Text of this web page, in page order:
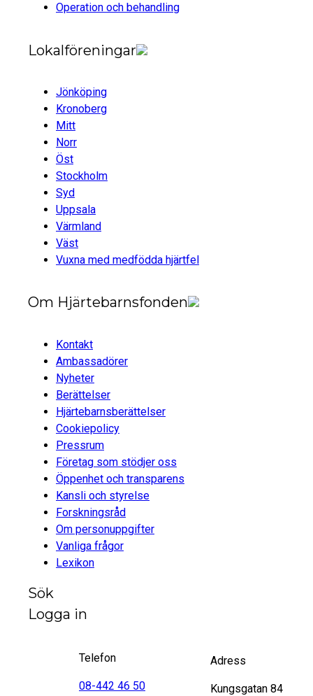
Operation och behandling
Lokalföreningar
Jönköping
Kronoberg
Mitt
Norr
Öst
Stockholm
Syd
Uppsala
Värmland
Väst
Vuxna med medfödda hjärtfel
Om Hjärtebarnsfonden
Kontakt
Ambassadörer
Nyheter
Berättelser
Hjärtebarnsberättelser
Cookiepolicy
Pressrum
Företag som stödjer oss
Öppenhet och transparens
Kansli och styrelse
Forskningsråd
Om personuppgifter
Vanliga frågor
Lexikon
Sök
Logga in
Telefon
08-442 46 50
Adress
Kungsgatan 84